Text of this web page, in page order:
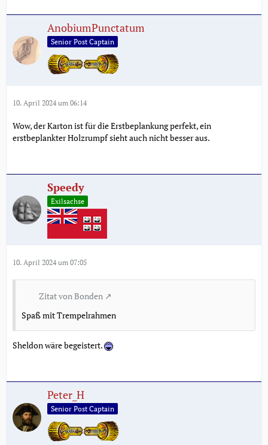
AnobiumPunctatum
Senior Post Captain
10. April 2024 um 06:14
Wow, der Karton ist für die Erstbeplankung perfekt, ein
erstbeplankter Holzrumpf sieht auch nicht besser aus.
Speedy
Exilsachse
10. April 2024 um 07:05
Zitat von Bonden
Spaß mit Trempelrahmen
Sheldon wäre begeistert.
Peter_H
Senior Post Captain